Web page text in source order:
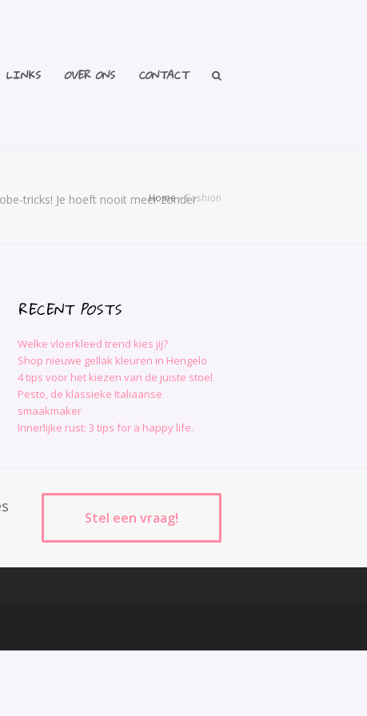
LINKS OVER ONS CONTACT
tricks! Je hoeft nooit meer zonder
Home»Fashion
RECENT POSTS
Welke vloerkleed trend kies jij?
Shop nieuwe gellak kleuren in Hengelo
4 tips voor het kiezen van de juiste stoel
Pesto, de klassieke Italiaanse
smaakmaker
Innerlijke rust: 3 tips for a happy life.
Stel een vraag!